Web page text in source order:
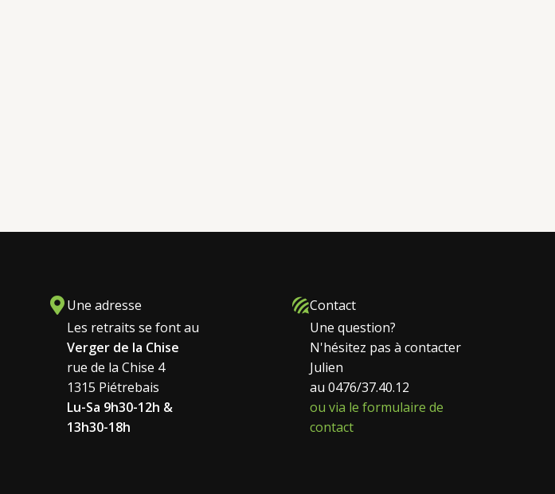
Une adresse
Les retraits se font au
Verger de la Chise
rue de la Chise 4
1315 Piétrebais
Lu-Sa 9h30-12h &
13h30-18h
Contact
Une question?
N'hésitez pas à contacter
Julien
au 0476/37.40.12
ou via le formulaire de
contact